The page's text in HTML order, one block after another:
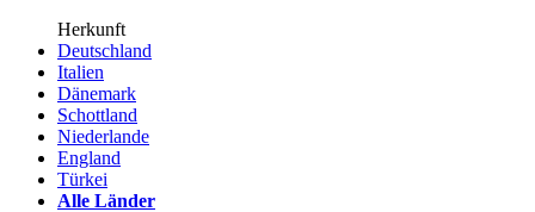
Herkunft
Deutschland
Italien
Dänemark
Schottland
Niederlande
England
Türkei
Alle Länder